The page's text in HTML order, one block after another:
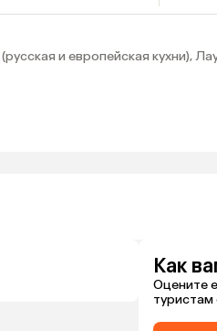
и европейская кухни),
Как
Оцените